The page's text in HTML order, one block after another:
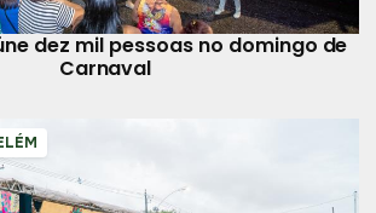
dez mil pessoas no domingo de
Carnaval